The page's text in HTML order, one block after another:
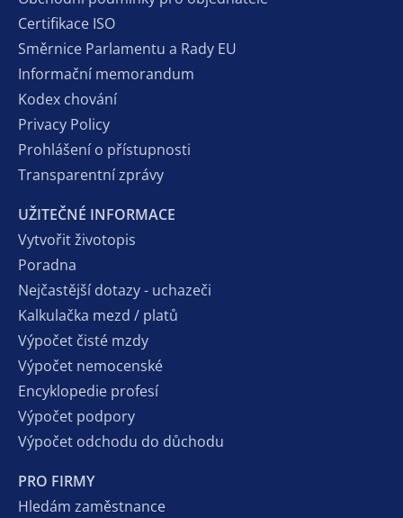
Certifikace ISO
Směrnice Parlamentu a Rady EU
Informační memorandum
Kodex chování
Privacy Policy
Prohlášení o přístupnosti
Transparentní zprávy
UŽITEČNÉ INFORMACE
Vytvořit životopis
Poradna
Nejčastější dotazy - uchazeči
Kalkulačka mezd / platů
Výpočet čisté mzdy
Výpočet nemocenské
Encyklopedie profesí
Výpočet podpory
Výpočet odchodu do důchodu
PRO FIRMY
Hledám zaměstnance